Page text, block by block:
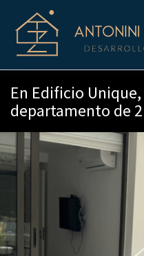
En Edificio
departamento de